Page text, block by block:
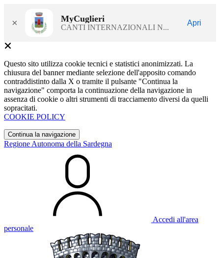
× MyCuglieri
CANTI INTERNAZIONALI N...
Apri
Questo sito utilizza cookie tecnici e statistici anonimizzati. La
chiusura del banner mediante selezione dell'apposito comando
contraddistinto dalla X o tramite il pulsante "Continua la
navigazione" comporta la continuazione della navigazione in
assenza di cookie o altri strumenti di tracciamento diversi da quelli
sopracitati.
COOKIE POLICY
Continua la navigazione
Regione Autonoma della Sardegna
Accedi all'area
personale